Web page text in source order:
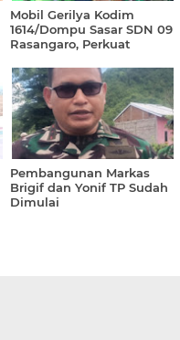
Mobil Gerilya Kodim
1614/Dompu Sasar SDN 09
Rasangaro, Perkuat
Kesehatan
Pembangunan Markas
Brigif dan Yonif TP Sudah
Dimulai